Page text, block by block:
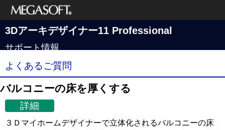
メガソフト株式
会社
3Dアーキデザイナー11 Professional
サポート情報
よくあるご質問
バルコニーの床を厚くする
詳細
３Ｄマイホームデザイナーで立体化されるバルコニーの床